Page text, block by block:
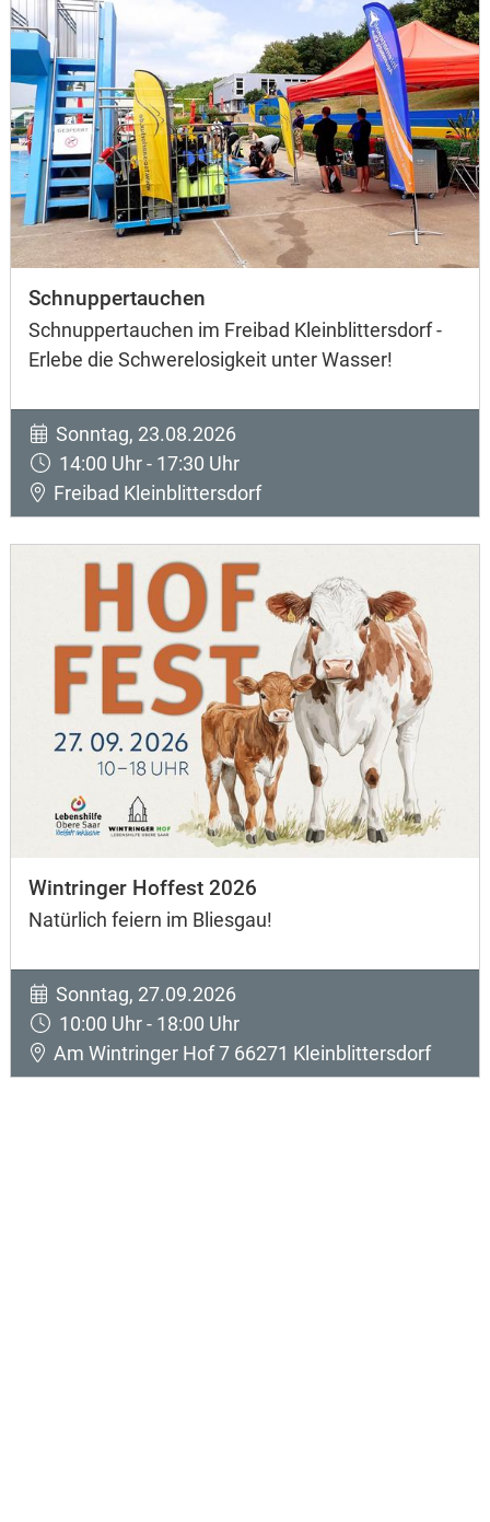
Schnuppertauchen
Schnuppertauchen im Freibad Kleinblittersdorf -
Erlebe die Schwerelosigkeit unter Wasser!
Sonntag, 23.08.2026
14:00 Uhr - 17:30 Uhr
Freibad Kleinblittersdorf
Wintringer Hoffest 2026
Natürlich feiern im Bliesgau!
Sonntag, 27.09.2026
10:00 Uhr - 18:00 Uhr
Am Wintringer Hof 7 66271 Kleinblittersdorf